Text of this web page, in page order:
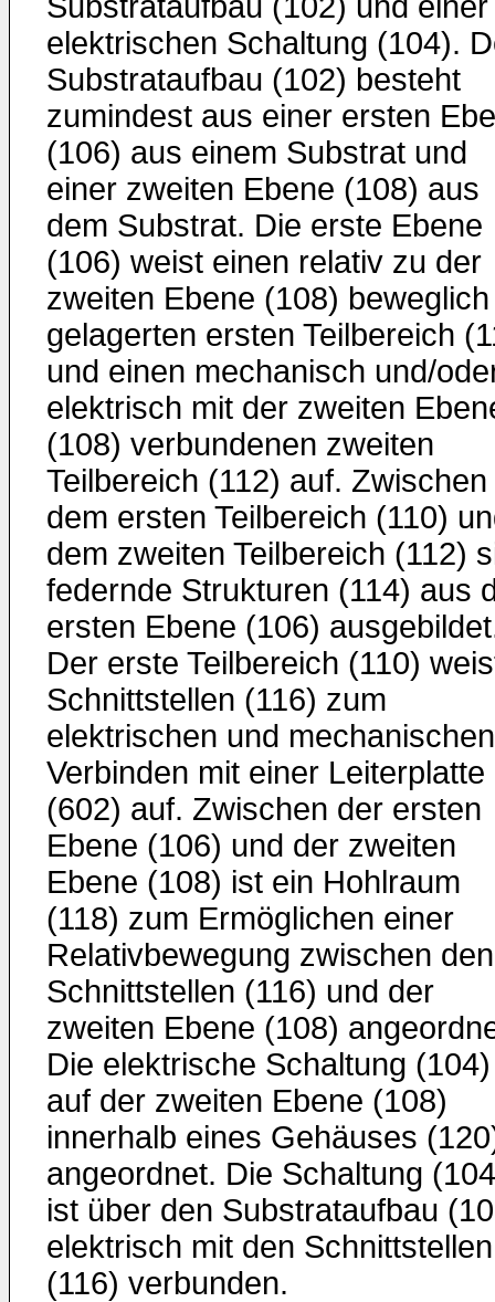
elektrischen Schaltung (104).
Substrataufbau (102) besteht
zumindest aus einer ersten
(106) aus einem Substrat und
einer zweiten Ebene (108) aus
dem Substrat. Die erste Ebene
(106) weist einen relativ zu der
zweiten Ebene (108) beweglich
gelagerten ersten Teilbereich
und einen mechanisch und/
elektrisch mit der zweiten
(108) verbundenen zweiten
Teilbereich (112) auf. Zwischen
dem ersten Teilbereich (110)
dem zweiten Teilbereich (112)
federnde Strukturen (114) aus
ersten Ebene (106)
Der erste Teilbereich (110)
Schnittstellen (116) zum
elektrischen und mechanischen
Verbinden mit einer Leiterplatte
(602) auf. Zwischen der ersten
Ebene (106) und der zweiten
Ebene (108) ist ein Hohlraum
(118) zum Ermöglichen einer
Relativbewegung zwischen den
Schnittstellen (116) und der
zweiten Ebene (108)
Die elektrische Schaltung
auf der zweiten Ebene (108)
innerhalb eines Gehäuses
angeordnet. Die Schaltung
ist über den Substrataufbau
elektrisch mit den Schnittstellen
(116) verbunden.